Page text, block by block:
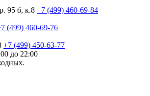
95 б, к.8 +7 (499) 460-69-84
(499) 460-69-76
+7 (499) 450-63-77
до 22:00